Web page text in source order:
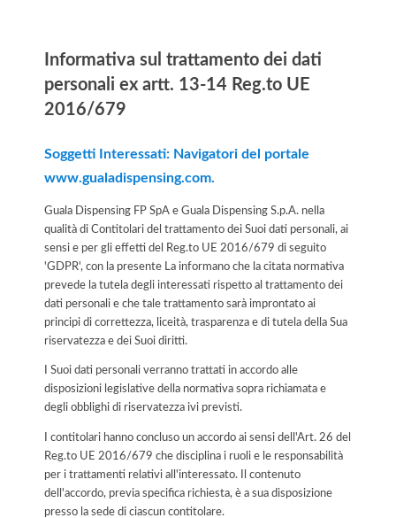
Informativa sul trattamento dei dati
personali ex artt. 13-14 Reg.to UE
2016/679
Soggetti Interessati: Navigatori del portale
www.gualadispensing.com.
Guala Dispensing FP SpA e Guala Dispensing S.p.A. nella
qualità di Contitolari del trattamento dei Suoi dati personali, ai
sensi e per gli effetti del Reg.to UE 2016/679 di seguito
'GDPR', con la presente La informano che la citata normativa
prevede la tutela degli interessati rispetto al trattamento dei
dati personali e che tale trattamento sarà improntato ai
principi di correttezza, liceità, trasparenza e di tutela della Sua
riservatezza e dei Suoi diritti.
I Suoi dati personali verranno trattati in accordo alle
disposizioni legislative della normativa sopra richiamata e
degli obblighi di riservatezza ivi previsti.
I contitolari hanno concluso un accordo ai sensi dell'Art. 26 del
Reg.to UE 2016/679 che disciplina i ruoli e le responsabilità
per i trattamenti relativi all'interessato. Il contenuto
dell'accordo, previa specifica richiesta, è a sua disposizione
presso la sede di ciascun contitolare.